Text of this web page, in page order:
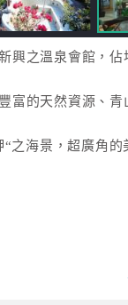
興之溫泉會館，
富的天然資源、青
之海景，超廣角